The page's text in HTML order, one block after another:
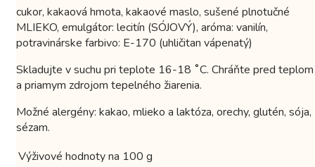
cukor, kakaová hmota, kakaové maslo, sušené plnotučné
MLIEKO, emulgátor: lecitín (SÓJOVÝ), aróma: vanilín,
potravinárske farbivo: E-170 (uhličitan vápenatý)
Skladujte v suchu pri teplote 16-18 ˚C. Chráňte pred teplom
a priamym zdrojom tepelného žiarenia.
Možné alergény: kakao, mlieko a laktóza, orechy, glutén, sója,
sézam.
Výživové hodnoty na 100 g